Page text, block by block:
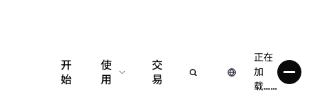
开
始
使
用
交
易
正在
加
载……